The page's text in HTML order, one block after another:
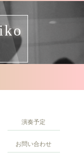
演奏予定
お問い合わせ